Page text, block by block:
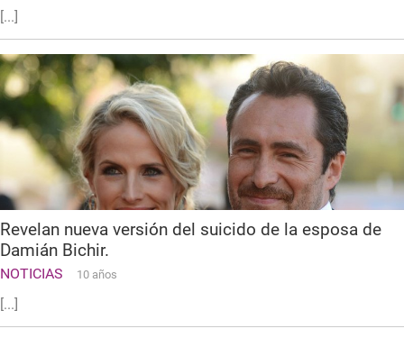
[...]
Revelan nueva versión del suicido de la esposa de
Damián Bichir.
NOTICIAS 10 años
[...]